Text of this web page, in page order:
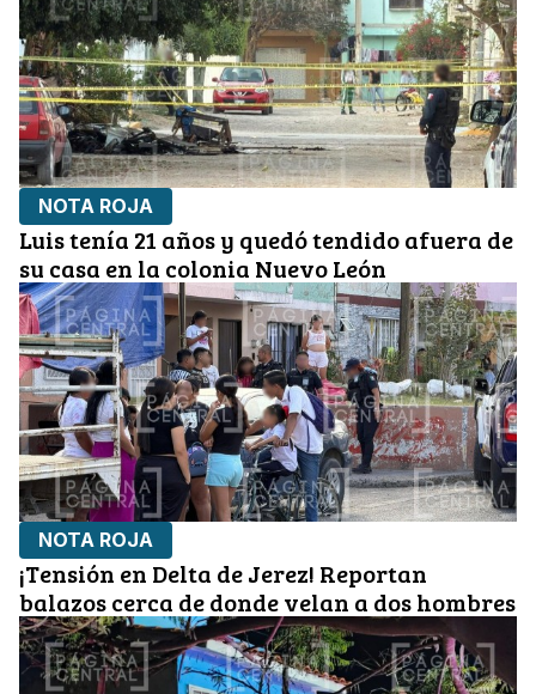
NOTA ROJA
Luis tenía 21 años y quedó tendido afuera de
su casa en la colonia Nuevo León
NOTA ROJA
¡Tensión en Delta de Jerez! Reportan
balazos cerca de donde velan a dos hombres